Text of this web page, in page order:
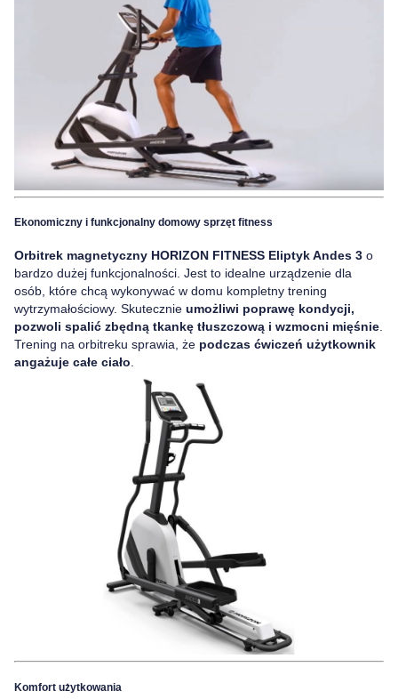
Ekonomiczny i funkcjonalny domowy sprzęt fitness
Orbitrek magnetyczny HORIZON FITNESS Eliptyk Andes 3 o
bardzo dużej funkcjonalności. Jest to idealne urządzenie dla
osób, które chcą wykonywać w domu kompletny trening
wytrzymałościowy. Skutecznie umożliwi poprawę kondycji,
pozwoli spalić zbędną tkankę tłuszczową i wzmocni mięśnie.
Trening na orbitreku sprawia, że podczas ćwiczeń użytkownik
angażuje całe ciało.
Komfort użytkowania